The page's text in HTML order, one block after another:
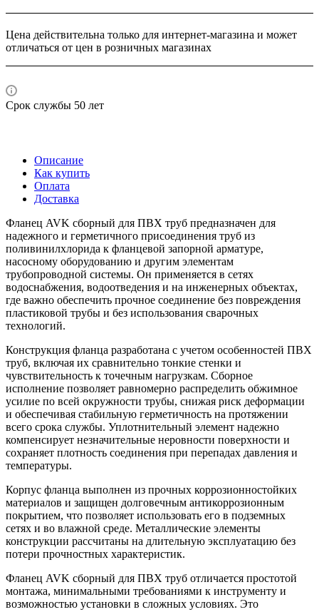
Цена действительна только для интернет-магазина и может
отличаться от цен в розничных магазинах
Срок службы 50 лет
Описание
Как купить
Оплата
Доставка
Фланец AVK сборный для ПВХ труб предназначен для
надежного и герметичного присоединения труб из
поливинилхлорида к фланцевой запорной арматуре,
насосному оборудованию и другим элементам
трубопроводной системы. Он применяется в сетях
водоснабжения, водоотведения и на инженерных объектах,
где важно обеспечить прочное соединение без повреждения
пластиковой трубы и без использования сварочных
технологий.
Конструкция фланца разработана с учетом особенностей ПВХ
труб, включая их сравнительно тонкие стенки и
чувствительность к точечным нагрузкам. Сборное
исполнение позволяет равномерно распределить обжимное
усилие по всей окружности трубы, снижая риск деформации
и обеспечивая стабильную герметичность на протяжении
всего срока службы. Уплотнительный элемент надежно
компенсирует незначительные неровности поверхности и
сохраняет плотность соединения при перепадах давления и
температуры.
Корпус фланца выполнен из прочных коррозионностойких
материалов и защищен долговечным антикоррозионным
покрытием, что позволяет использовать его в подземных
сетях и во влажной среде. Металлические элементы
конструкции рассчитаны на длительную эксплуатацию без
потери прочностных характеристик.
Фланец AVK сборный для ПВХ труб отличается простотой
монтажа, минимальными требованиями к инструменту и
возможностью установки в сложных условиях. Это